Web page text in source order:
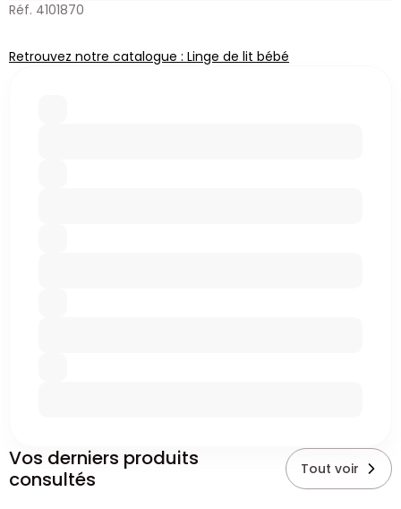
Réf. 4101870
Retrouvez notre catalogue : Linge de lit bébé
Vos derniers produits
consultés
Tout voir